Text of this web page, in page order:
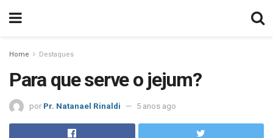
Home Destaques
Para que serve o jejum?
por Pr. Natanael Rinaldi 5 anos ago